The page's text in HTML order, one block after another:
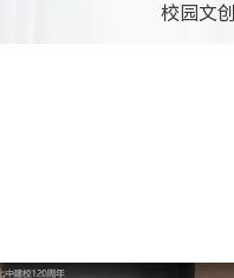
校园文创